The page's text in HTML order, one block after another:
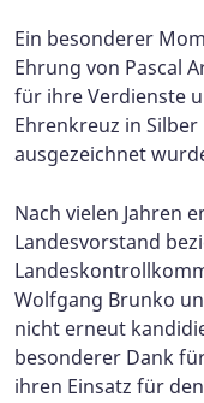
Ein besonderer
Ehrung von Pascal
für ihre Verdienste
Ehrenkreuz in
ausgezeichnet
Nach vielen Jahren
Landesvorstand
Wolfgang Brunko
nicht erneut
besonderer Dank
ihren Einsatz für